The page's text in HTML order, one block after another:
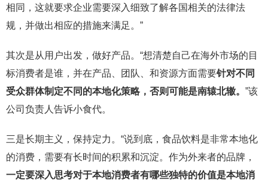
相同，这就要求企业需要深入细致了解各国相关的法律法
规，并做出相应的措施来满足。”
其次是从用户出发，做好产品。“想清楚自己在海外市场的目
标消费者是谁，并在产品、团队、和资源方面需要针对不同
受众群体制定不同的本地化策略，否则可能是南辕北辙。 ”该
公司负责人告诉小食代。
三是长期主义，保持定力。“说到底，食品饮料是非常本地化
的消费，需要有长时间的积累和沉淀。作为外来者的品牌，
一定要深入思考对于本地消费者有哪些独特的价值是本地消